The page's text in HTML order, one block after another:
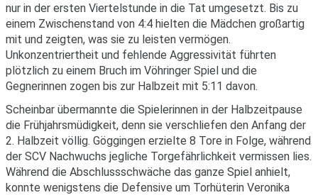
nur in der ersten Viertelstunde in die Tat umgesetzt. Bis zu
einem Zwischenstand von 4:4 hielten die Mädchen großartig
mit und zeigten, was sie zu leisten vermögen.
Unkonzentriertheit und fehlende Aggressivität führten
plötzlich zu einem Bruch im Vöhringer Spiel und die
Gegnerinnen zogen bis zur Halbzeit mit 5:11 davon.
Scheinbar übermannte die Spielerinnen in der Halbzeitpause
die Frühjahrsmüdigkeit, denn sie verschliefen den Anfang der
2. Halbzeit völlig. Göggingen erzielte 8 Tore in Folge, während
der SCV Nachwuchs jegliche Torgefährlichkeit vermissen lies.
Während die Abschlussschwäche das ganze Spiel anhielt,
konnte wenigstens die Defensive um Torhüterin Veronika